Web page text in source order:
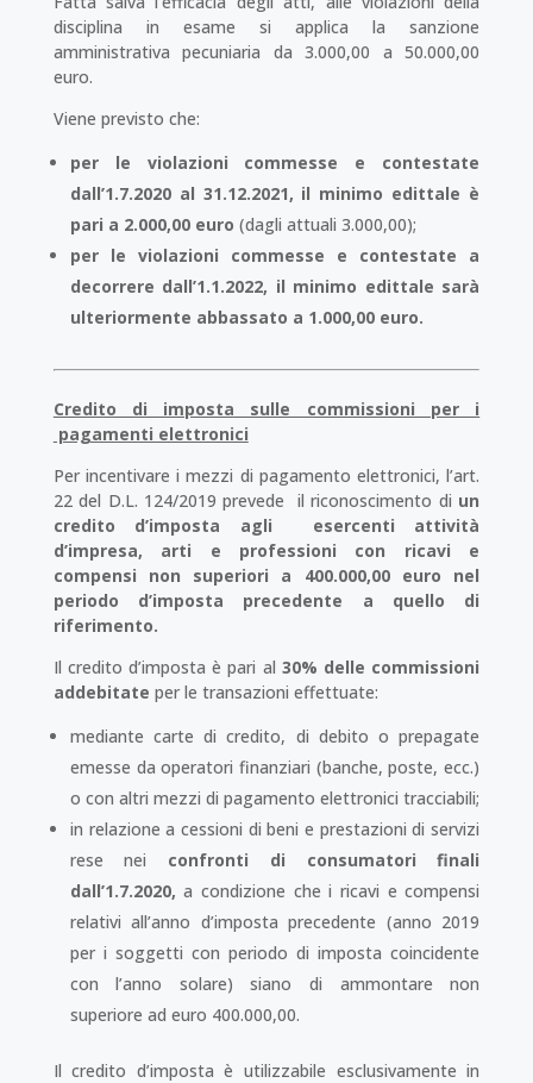
disciplina in esame si applica la sanzione
amministrativa pecuniaria da 3.000,00 a 50.000,00
euro.
Viene previsto che:
per le violazioni commesse e contestate
dall’1.7.2020 al 31.12.2021, il minimo edittale è
pari a 2.000,00 euro (dagli attuali 3.000,00);
per le violazioni commesse e contestate a
decorrere dall’1.1.2022, il minimo edittale sarà
ulteriormente abbassato a 1.000,00 euro.
Credito di imposta sulle commissioni per i
pagamenti elettronici
Per incentivare i mezzi di pagamento elettronici, l’art.
22 del D.L. 124/2019 prevede il riconoscimento di un
credito d’imposta agli esercenti attività
d’impresa, arti e professioni con ricavi e
compensi non superiori a 400.000,00 euro nel
periodo d’imposta precedente a quello di
riferimento.
Il credito d’imposta è pari al 30% delle commissioni
addebitate per le transazioni effettuate:
mediante carte di credito, di debito o prepagate
emesse da operatori finanziari (banche, poste, ecc.)
o con altri mezzi di pagamento elettronici tracciabili;
in relazione a cessioni di beni e prestazioni di servizi
rese nei confronti di consumatori finali
dall’1.7.2020,a condizione che i ricavi e compensi
relativi all’anno d’imposta precedente (anno 2019
per i soggetti con periodo di imposta coincidente
con l’anno solare) siano di ammontare non
superiore ad euro 400.000,00.
Il credito d’imposta è utilizzabile esclusivamente in